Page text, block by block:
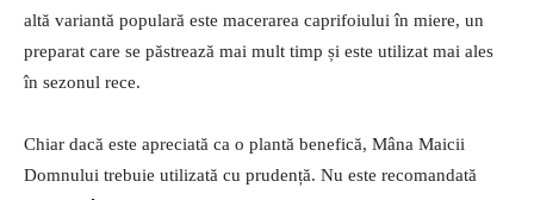
altă variantă populară este macerarea caprifoiului în miere, un
preparat care se păstrează mai mult timp și este utilizat mai ales
în sezonul rece.
Chiar dacă este apreciată ca o plantă benefică, Mâna Maicii
Domnului trebuie utilizată cu prudență. Nu este recomandată